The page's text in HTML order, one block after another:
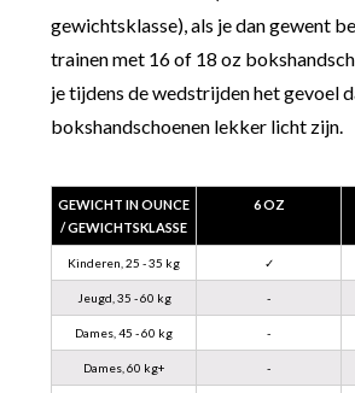
gewichtsklasse), als je dan gewent
trainen met 16 of 18 oz
je tijdens de wedstrijden het gevoel
bokshandschoenen lekker licht zijn.
GEWICHT IN OUNCE
/ GEWICHTSKLASSE
6 OZ
Kinderen, 25 - 35 kg ✓
Jeugd, 35 - 60 kg -
Dames, 45 - 60 kg -
Dames, 60 kg+ -